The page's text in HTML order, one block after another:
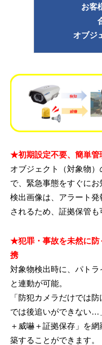
お客
オブジ
★初期設定不要、簡単管
オブジェクト（対象物
で、緊急事態をすぐにお
検出画像は、アラート
されるため、証拠保管も
★犯罪・事故を未然に防
携
対象物検出時に、パト
と連動が可能。
「防犯カメラだけでは
では後追いができない…
＋威嚇＋証拠保存」を
築することができます。